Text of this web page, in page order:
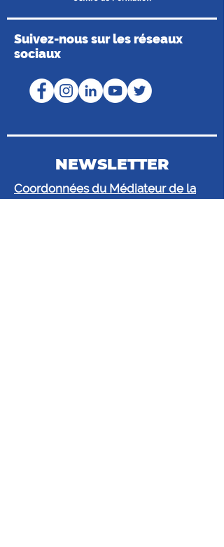
Suivez-nous sur les réseaux
sociaux
NEWSLETTER
Coordonnées du Médiateur de la